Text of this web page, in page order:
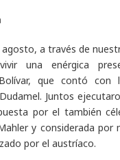
a través de
una enérgica
que contó con
Juntos
por el también
y considerada por
por el austríaco.